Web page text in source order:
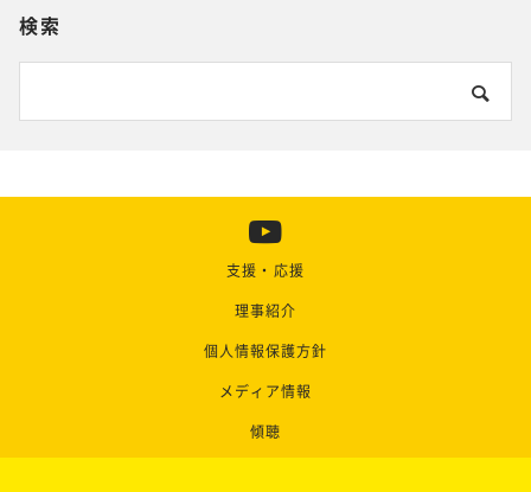
検索
支援・応援
理事紹介
個人情報保護方針
メディア情報
傾聴